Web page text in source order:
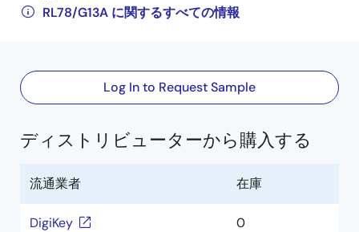
RL78/G13A に関するすべての情報
Log In to Request Sample
ディストリビューターから購入する
流通業者 在庫
DigiKey 0